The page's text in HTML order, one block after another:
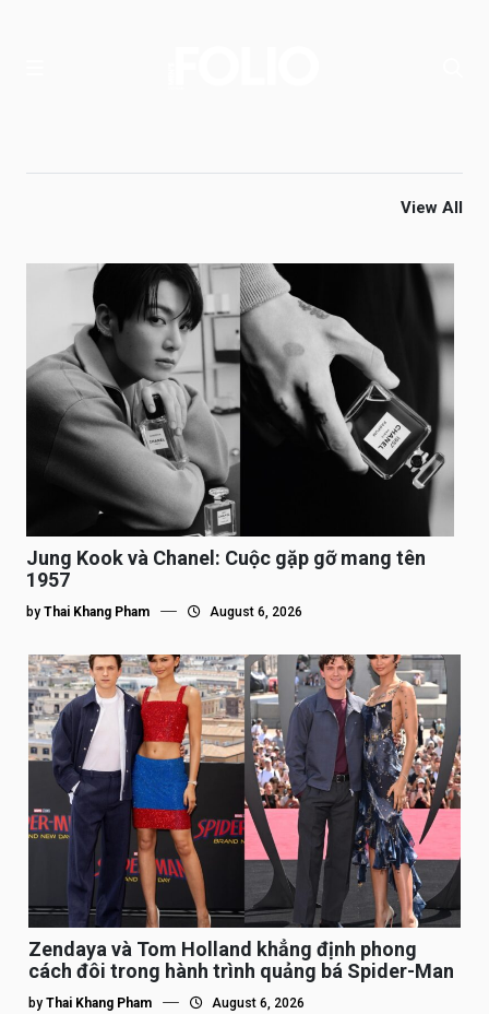
View All
Jung Kook và Chanel: Cuộc gặp gỡ mang tên
1957
by Thai Khang Pham August 6, 2026
Zendaya và Tom Holland khẳng định phong
cách đôi trong hành trình quảng bá Spider-Man
by Thai Khang Pham August 6, 2026